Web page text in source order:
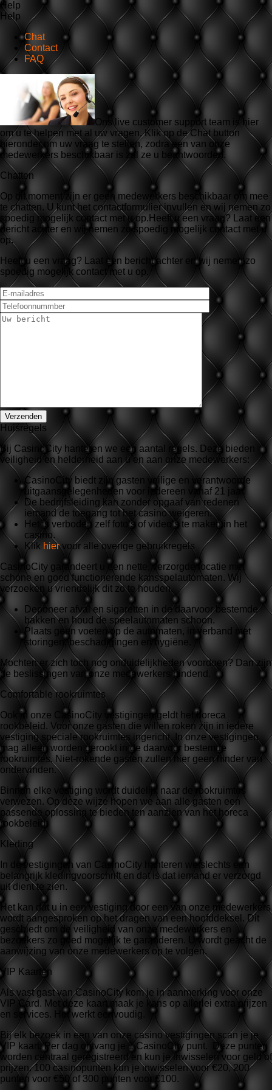
Help
Help
Chat
Contact
FAQ
Ons live customer support team is hier
om u te helpen met al uw vragen. Klik op de Chat button
hieronder om uw vraag te stellen, zodra een van onze
medewerkers beschikbaar is zal ze u beantwoorden.
Chatten
Op dit moment zijn er geen medewerkers beschikbaar om mee
te chatten. U kunt het contactformulier invullen en wij nemen zo
spoedig mogelijk contact met u op.Heeft u een vraag? Laat een
bericht achter en wij nemen zo spoedig mogelijk contact met u
op.
Heeft u een vraag? Laat een bericht achter en wij nemen zo
spoedig mogelijk contact met u op.
Huisregels
Bij CasinoCity hanteren we een aantal regels. Deze bieden
veiligheid en helderheid aan u en aan onze medewerkers:
CasinoCity biedt zijn gasten veilige en verantwoorde
uitgaansgelegenheden voor iedereen vanaf 21 jaar.
De bedrijfsleiding kan zonder opgaaf van redenen
iemand de toegang tot het casino weigeren.
Het is verboden zelf foto’s of video’s te maken in het
casino.
Klik hiervoor alle overige gebruikregels
CasinoCity garandeert u een nette, verzorgde locatie met
schone en goed functionerende kansspelautomaten. Wij
verzoeken u vriendelijk dit zo te houden.
Deponeer afval en sigaretten in de daarvoor bestemde
bakken en houd de speelautomaten schoon.
Plaats geen voeten op de automaten, in verband met
storingen, beschadigingen en hygiëne.
Mochten er zich toch nog onduidelijkheden voordoen? Dan zijn
de beslissingen van onze medewerkers bindend.
Comfortable rookruimtes
Ook in onze CasinoCity vestigingen geldt het horeca
rookbeleid. Voor onze gasten die willen roken zijn in iedere
vestiging speciale rookruimtes ingericht. In onze vestigingen
mag alleen worden gerookt in de daarvoor bestemde
rookruimtes. Niet-rokende gasten zullen hier geen hinder van
ondervinden.
Binnen elke vestiging wordt duidelijk naar de rookruimtes
verwezen. Op deze wijze hopen we aan alle gasten een
passende oplossing te bieden ten aanzien van het horeca
rookbeleid.
Kleding
In de vestigingen van CasinoCity hanteren we slechts een
belangrijk kledingvoorschrift en dat is dat iemand er verzorgd
uit dient te zien.
Het kan dat u in een vestiging door een van onze medewerkers
wordt aangesproken op het dragen van een hoofddeksel. Dit
geschiedt om de veiligheid van onze medewerkers en
bezoekers zo goed mogelijk te garanderen. U wordt geacht de
aanwijzing van onze medewerkers op te volgen.
VIP Kaarten
Als vast gast van CasinoCity kom je in aanmerking voor onze
VIP Card. Met deze kaart maak je kans op allerlei extra prijzen
en services. Het werkt eenvoudig.
Bij elk bezoek in een van onze casino vestigingen scan je je
VIP kaart. Per dag ontvang je 1 CasinoCity punt. Deze punten
worden centraal geregistreerd en kun je inwisselen voor geld of
prijzen. 100 casinopunten kun je inwisselen voor €20, 200
punten voor €50 of 300 punten voor €100.